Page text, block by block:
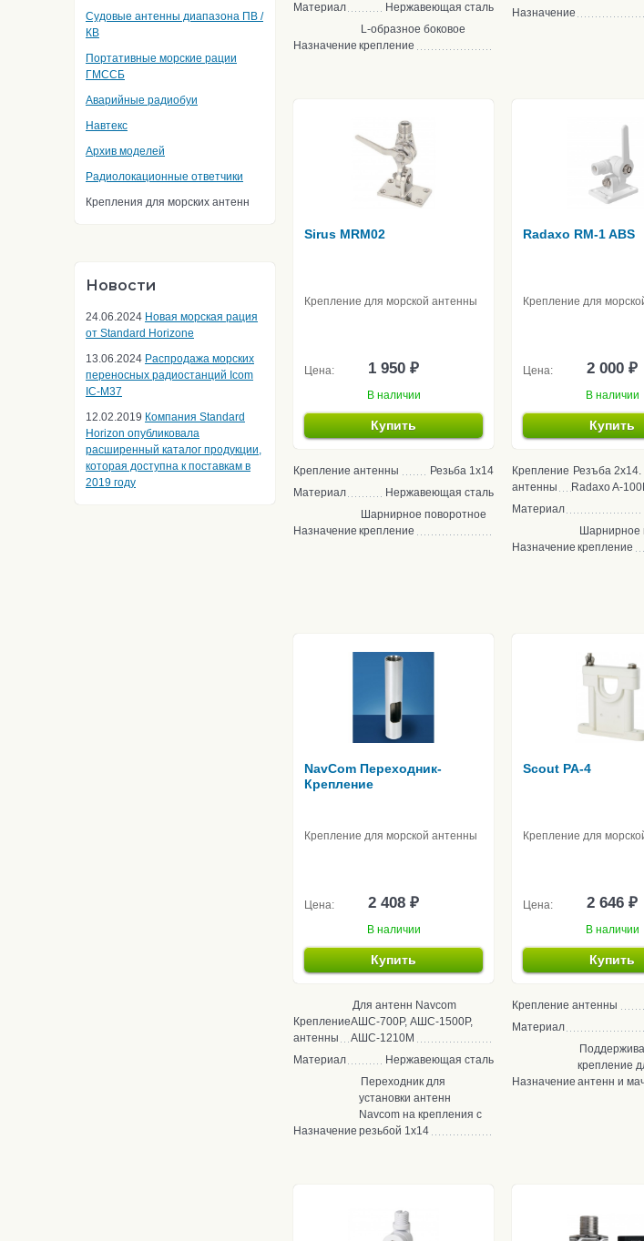
Судовые антенны диапазона ПВ /
КВ
Портативные морские рации
ГМССБ
Аварийные радиобуи
Навтекс
Архив моделей
Радиолокационные ответчики
Крепления для морских антенн
Новости
24.06.2024 Новая морская рация
от Standard Horizone
13.06.2024 Распродажа морских
переносных радиостанций Icom
IC-M37
12.02.2019 Компания Standard
Horizon опубликовала
расширенный каталог продукции,
которая доступна к поставкам в
2019 году
Материал
Нержавеющая сталь
Назначение
L-образное боковое
крепление
Назначение
Sirus MRM02
Крепление для морской антенны
Цена: 1 950 ₽
В наличии
Купить
Крепление антенны
Резьба 1x14
Материал
Нержавеющая сталь
Назначение
Шарнирное поворотное
крепление
Radaxo RM-1 ABS
Крепление для
Цена: 2 000 ₽
В наличии
Купить
Крепление
антенны
Резъба
Radaxo A-
Материал
Назначение
Шарнирное
крепление
NavCom Переходник-
Крепление
Крепление для морской антенны
Цена: 2 408 ₽
В наличии
Купить
Крепление
антенны
Для антенн Navcom
АШС-700Р, АШС-1500Р,
АШС-1210М
Материал
Нержавеющая сталь
Назначение
Переходник для
установки антенн
Navcom на крепления с
резьбой 1х14
Scout PA-4
Крепление для
Цена: 2 646 ₽
В наличии
Купить
Крепление антенны
Материал
Назначение
крепление
антенн и